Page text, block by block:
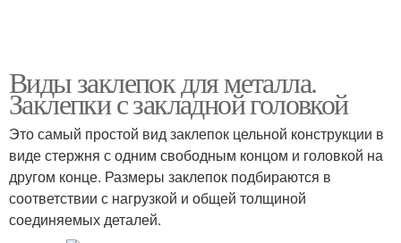
Виды заклепок для металла.
Заклепки с закладной головкой
Это самый простой вид заклепок цельной конструкции в
виде стержня с одним свободным концом и головкой на
другом конце. Размеры заклепок подбираются в
соответствии с нагрузкой и общей толщиной
соединяемых деталей.